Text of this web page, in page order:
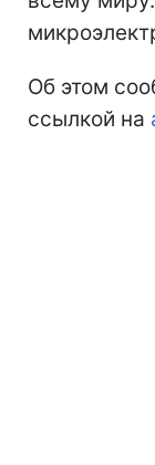
Об этом
ссылкой на